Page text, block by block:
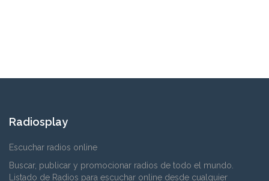
Radiosplay
Escuchar radios online
Buscar, publicar y promocionar radios de todo el mundo.
Listado de Radios para escuchar online desde cualquier